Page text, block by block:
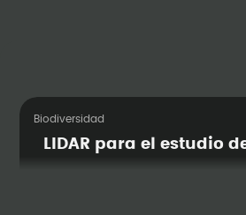
Biodiversidad
LIDAR para el estudio